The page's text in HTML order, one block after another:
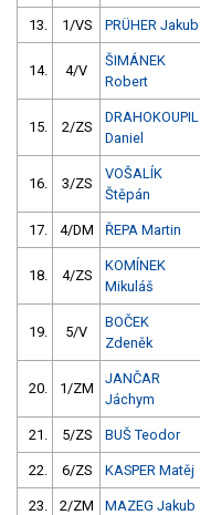
13. 1/VS PRÜHER Jakub
14. 4/V
ŠIMÁNEK
Robert
15. 2/ZS
DRAHOKOUPIL
Daniel
16. 3/ZS
VOŠALÍK
Štěpán
17. 4/DM ŘEPA Martin
18. 4/ZS
KOMÍNEK
Mikuláš
19. 5/V
BOČEK
Zdeněk
20. 1/ZM
JANČAR
Jáchym
21. 5/ZS BUŠ Teodor
22. 6/ZS KASPER Matěj
23. 2/ZM MAZEG Jakub